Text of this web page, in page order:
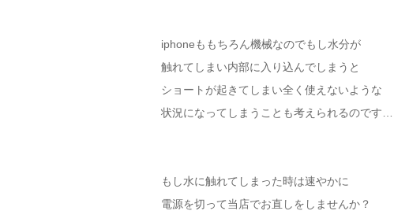
iphoneももちろん機械なのでもし水分が
触れてしまい内部に入り込んでしまうと
ショートが起きてしまい全く使えないような
状況になってしまうことも考えられるのです…
もし水に触れてしまった時は速やかに
電源を切って当店でお直しをしませんか？